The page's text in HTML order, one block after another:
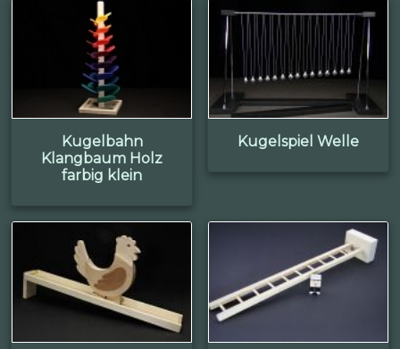
Kugelbahn
Klangbaum Holz
farbig klein
Kugelspiel Welle